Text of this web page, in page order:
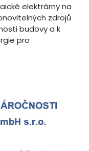
elektrárny na
zdrojů
budovy a k
pro